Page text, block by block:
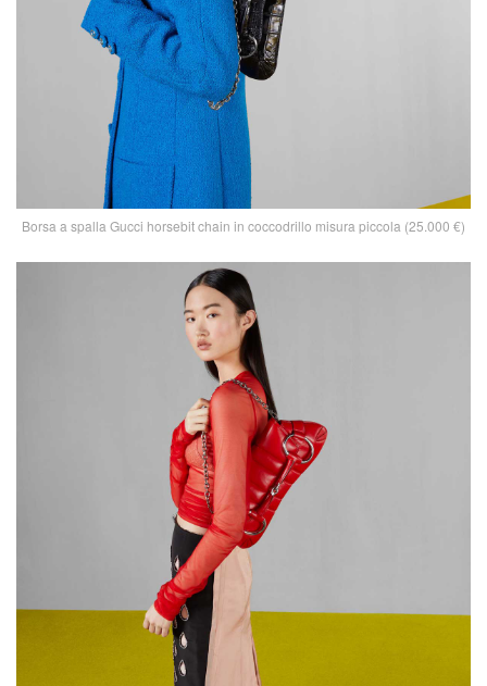
Borsa a spalla Gucci horsebit chain in coccodrillo misura piccola (25.000 €)